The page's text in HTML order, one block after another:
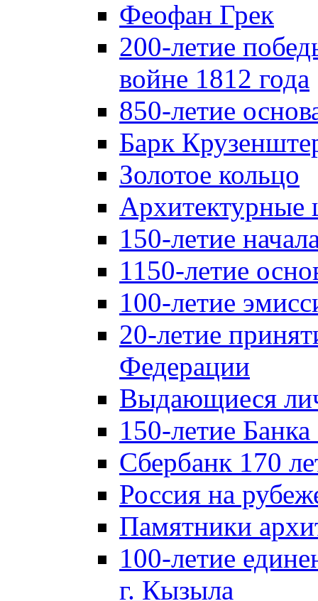
Феофан Грек
200-летие
войне 1812 года
850-летие
Барк
Золотое кольцо
Архитектурные
150-летие
1150-летие
100-летие
20-летие
Федерации
Выдающиеся
150-летие
Сбербанк 170
Россия на
Памятники
100-летие
г. Кызыла